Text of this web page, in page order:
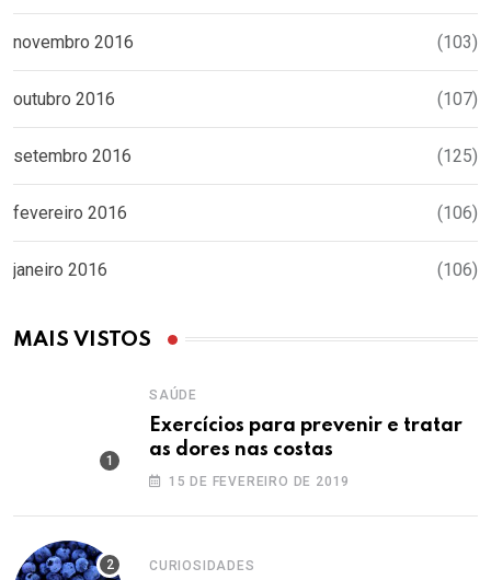
novembro 2016 (103)
outubro 2016 (107)
setembro 2016 (125)
fevereiro 2016 (106)
janeiro 2016 (106)
MAIS VISTOS
SAÚDE
Exercícios para prevenir e tratar
as dores nas costas
15 DE FEVEREIRO DE 2019
CURIOSIDADES